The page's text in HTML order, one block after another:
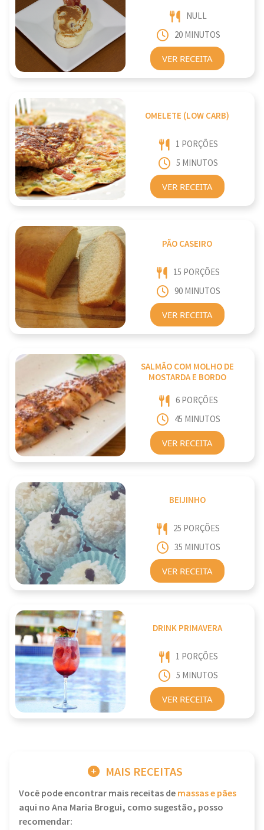
NULL
20 MINUTOS
VER RECEITA
OMELETE (LOW CARB)
1 PORÇÕES
5 MINUTOS
VER RECEITA
PÃO CASEIRO
15 PORÇÕES
90 MINUTOS
VER RECEITA
SALMÃO COM MOLHO DE
MOSTARDA E BORDO
6 PORÇÕES
45 MINUTOS
VER RECEITA
BEIJINHO
25 PORÇÕES
35 MINUTOS
VER RECEITA
DRINK PRIMAVERA
1 PORÇÕES
5 MINUTOS
VER RECEITA
MAIS RECEITAS
Você pode encontrar mais receitas demassas e pães
aqui no Ana Maria Brogui, como sugestão, posso
recomendar: